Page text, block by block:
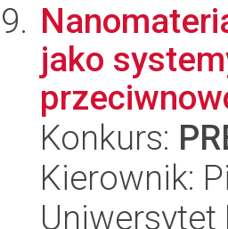
jako
Konkurs:
Kierownik: